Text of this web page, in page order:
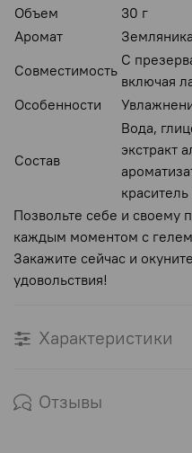
Объем
30 г
Аромат
Земляника
Совместимость
С
включая
Особенности
Состав
Вода,
экстракт
краситель
Позвольте себе и своему
каждым моментом с
Закажите сейчас и
удовольствия!
Характеристики
Отзывы